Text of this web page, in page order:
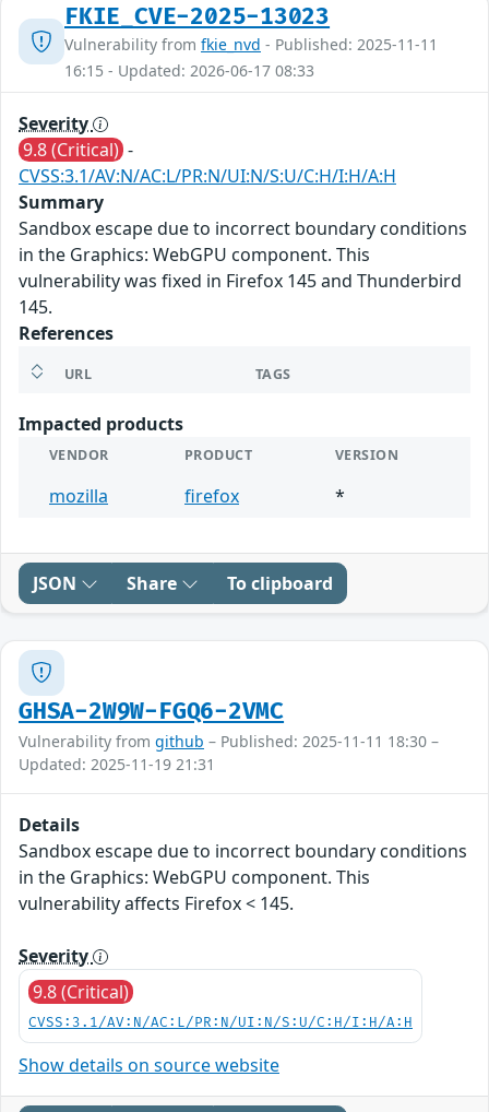
FKIE_CVE-2025-13023
Vulnerability from fkie_nvd - Published: 2025-11-11
16:15 - Updated: 2026-06-17 08:33
Severity
9.8 (Critical) -
CVSS:3.1/AV:N/AC:L/PR:N/UI:N/S:U/C:H/I:H/A:H
Summary
Sandbox escape due to incorrect boundary conditions
in the Graphics: WebGPU component. This
vulnerability was fixed in Firefox 145 and Thunderbird
145.
References
URL TAGS
Impacted products
VENDOR PRODUCT VERSION
mozilla firefox *
JSON Share To clipboard
GHSA-2W9W-FGQ6-2VMC
Vulnerability from github – Published: 2025-11-11 18:30 –
Updated: 2025-11-19 21:31
Details
Sandbox escape due to incorrect boundary conditions
in the Graphics: WebGPU component. This
vulnerability affects Firefox < 145.
Severity
9.8 (Critical)
CVSS:3.1/AV:N/AC:L/PR:N/UI:N/S:U/C:H/I:H/A:H
Show details on source website